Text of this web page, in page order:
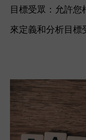
目標受眾：允許
來定義和分析目標